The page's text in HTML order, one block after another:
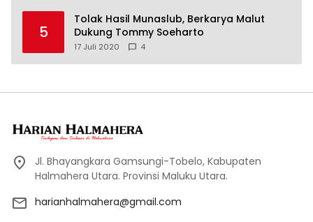
5
Tolak Hasil Munaslub, Berkarya Malut
Dukung Tommy Soeharto
17 Juli 2020 4
Jl. Bhayangkara Gamsungi-Tobelo, Kabupaten
Halmahera Utara. Provinsi Maluku Utara.
harianhalmahera@gmail.com